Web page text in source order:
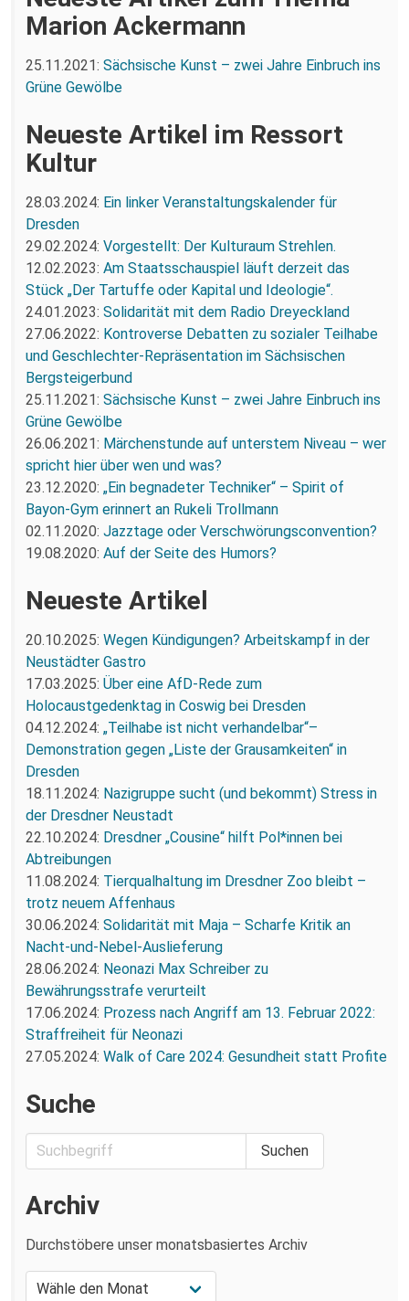
Marion Ackermann
25.11.2021: Sächsische Kunst – zwei Jahre Einbruch ins
Grüne Gewölbe
Neueste Artikel im Ressort
Kultur
28.03.2024: Ein linker Veranstaltungskalender für
Dresden
29.02.2024: Vorgestellt: Der Kulturaum Strehlen.
12.02.2023: Am Staatsschauspiel läuft derzeit das
Stück „Der Tartuffe oder Kapital und Ideologie“.
24.01.2023: Solidarität mit dem Radio Dreyeckland
27.06.2022: Kontroverse Debatten zu sozialer Teilhabe
und Geschlechter-Repräsentation im Sächsischen
Bergsteigerbund
25.11.2021: Sächsische Kunst – zwei Jahre Einbruch ins
Grüne Gewölbe
26.06.2021: Märchenstunde auf unterstem Niveau – wer
spricht hier über wen und was?
23.12.2020: „Ein begnadeter Techniker“ – Spirit of
Bayon-Gym erinnert an Rukeli Trollmann
02.11.2020: Jazztage oder Verschwörungsconvention?
19.08.2020: Auf der Seite des Humors?
Neueste Artikel
20.10.2025: Wegen Kündigungen? Arbeitskampf in der
Neustädter Gastro
17.03.2025: Über eine AfD-Rede zum
Holocaustgedenktag in Coswig bei Dresden
04.12.2024: „Teilhabe ist nicht verhandelbar“–
Demonstration gegen „Liste der Grausamkeiten“ in
Dresden
18.11.2024: Nazigruppe sucht (und bekommt) Stress in
der Dresdner Neustadt
22.10.2024: Dresdner „Cousine“ hilft Pol*innen bei
Abtreibungen
11.08.2024: Tierqualhaltung im Dresdner Zoo bleibt –
trotz neuem Affenhaus
30.06.2024: Solidarität mit Maja – Scharfe Kritik an
Nacht-und-Nebel-Auslieferung
28.06.2024: Neonazi Max Schreiber zu
Bewährungsstrafe verurteilt
17.06.2024: Prozess nach Angriff am 13. Februar 2022:
Straffreiheit für Neonazi
27.05.2024: Walk of Care 2024: Gesundheit statt Profite
Suche
Archiv
Durchstöbere unser monatsbasiertes Archiv